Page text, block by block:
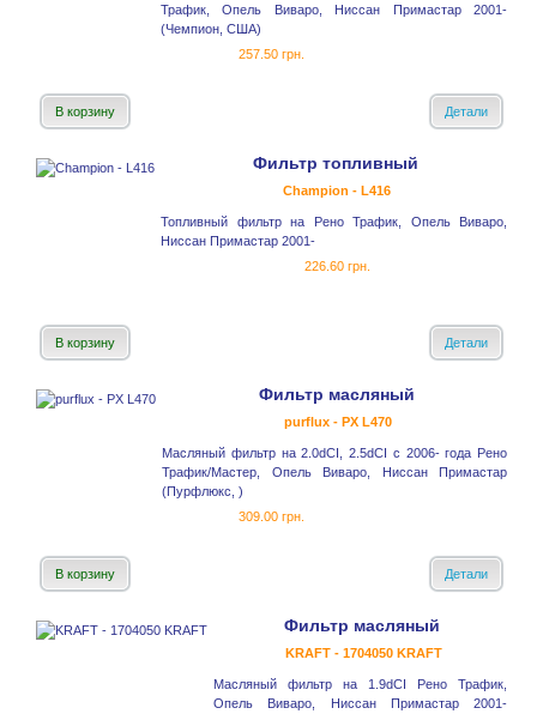
Трафик, Опель Виваро, Ниссан Примастар 2001-
(Чемпион, США)
257.50 грн.
В корзину Детали
Фильтр топливный
Champion - L416
Топливный фильтр на Рено Трафик, Опель Виваро,
Ниссан Примастар 2001-
226.60 грн.
В корзину Детали
Фильтр масляный
purflux - PX L470
Масляный фильтр на 2.0dCI, 2.5dCI с 2006- года Рено
Трафик/Мастер, Опель Виваро, Ниссан Примастар
(Пурфлюкс, )
309.00 грн.
В корзину Детали
Фильтр масляный
KRAFT - 1704050 KRAFT
Масляный фильтр на 1.9dCI Рено Трафик,
Опель Виваро, Ниссан Примастар 2001-